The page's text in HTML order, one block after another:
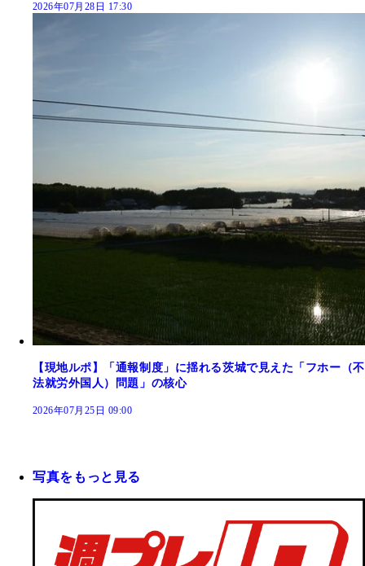
2026年07月28日 17:30
【現地ルポ】「通報制度」に揺れる茨城で見えた「フホー（不
法就労外国人）問題」の核心
2026年07月25日 09:00
写真をもっと見る